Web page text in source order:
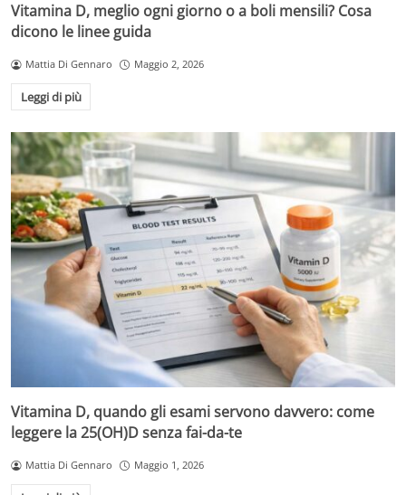
Vitamina D, meglio ogni giorno o a boli mensili? Cosa
dicono le linee guida
Mattia Di Gennaro Maggio 2, 2026
Leggi di più
Vitamina D, quando gli esami servono davvero: come
leggere la 25(OH)D senza fai-da-te
Mattia Di Gennaro Maggio 1, 2026